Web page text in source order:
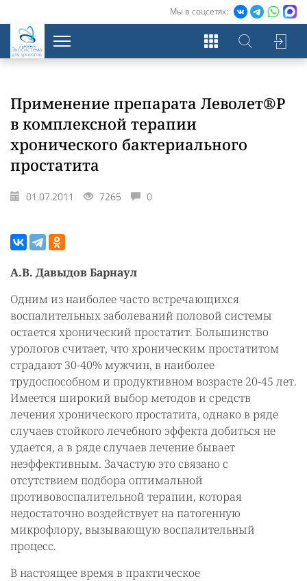
Мы в соцсетях:
Экосистема
для урологов
Применение препарата Леволет®Р
в комплексной терапии
хронического бактериального
простатита
01.07.2011 7265 0
А.В. Давыдов Барнаул
Одним из наиболее часто встречающихся
воспалительных заболеваний половой системы
остается хронический простатит. Большинство
урологов считает, что хроническим простатитом
страдают 30-40% мужчин, в наиболее
трудоспособном и продуктивном возрасте 20-45 лет.
Имеется широкий выбор методов и средств
лечения хронического простатита, однако в ряде
случаев стойкого лечебного эффекта добиться не
удается, а в ряде случаев лечение бывает
неэффективным. Зачастую это связано с
отсутствием подбора оптимальной
противовоспалительной терапии, которая
недостаточно воздействует на патогенную
микрофлору, вызывающую воспалительный
процесс.
В настоящее время в практическое